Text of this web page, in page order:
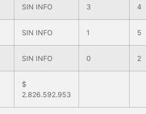
SIN INFO 3 4
SIN INFO 1 5
SIN INFO 0 2
$
2.826.592.953